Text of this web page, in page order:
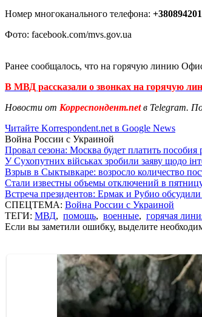
Номер многоканального телефона:
Фото: facebook.com/mvs.gov.ua
Ранее сообщалось, что на горячую линию
В МВД рассказали о звонках на горячую
Новости от Корреспондент.netв Telegram.
Читайте Korrespondent.net в Google News
Война России с Украиной
Провал сезона: Москва будет платить
У Сухопутних військах зробили заяву щодо
Взрыв в Сыктывкаре: возросло количество
Стали известны объемы отключений в
Встреча президентов: Ермак и Рубио обсудили
СПЕЦТЕМА: Война России с Украиной
ТЕГИ: МВД, помощь, военные, горячая
Если вы заметили ошибку, выделите